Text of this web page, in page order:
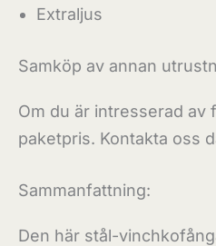
Extraljus
Samköp av annan
Om du är intresserad
paketpris. Kontakta oss
Sammanfattning:
Den här stål-